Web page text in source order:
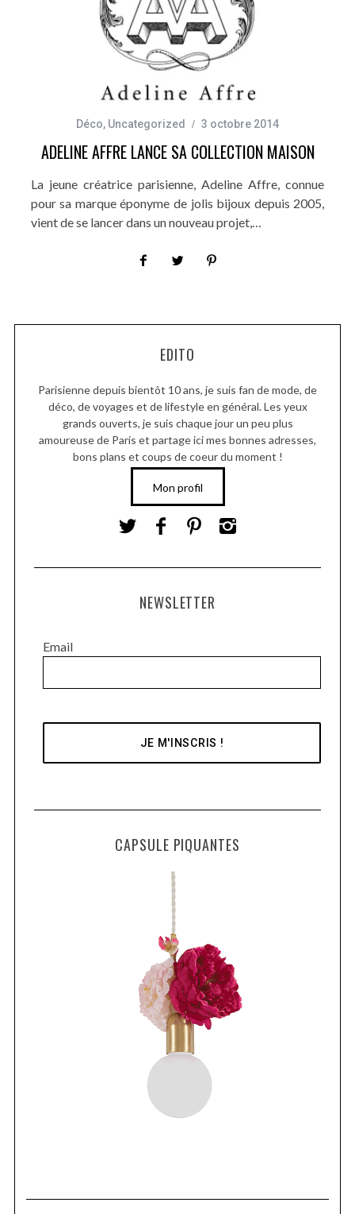
Déco, Uncategorized 3 octobre 2014
ADELINE AFFRE LANCE SA COLLECTION MAISON
La jeune créatrice parisienne, Adeline Affre, connue
pour sa marque éponyme de jolis bijoux depuis 2005,
vient de se lancer dans un nouveau projet,…
EDITO
Parisienne depuis bientôt 10 ans, je suis fan de mode, de
déco, de voyages et de lifestyle en général. Les yeux
grands ouverts, je suis chaque jour un peu plus
amoureuse de Paris et partage ici mes bonnes adresses,
bons plans et coups de coeur du moment !
Mon profil
NEWSLETTER
Email
CAPSULE PIQUANTES